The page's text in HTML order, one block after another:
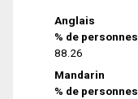
Anglais
% de personnes
88.26
Mandarin
% de personnes